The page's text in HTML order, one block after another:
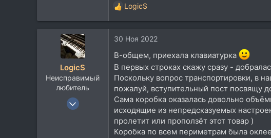
58
Москвы
Р
е
к
и
и
:
LogicS
LogicS
Неисправимый
любитель
17 Апр 2008
30 Ноя 2022
В-общем, приехала клавиатурка
В первых строках скажу сразу -
Поскольку вопрос транспортировки, в
пожалуй, вступительный пост посвящу
Сама коробка оказалась довольно
исходящие из непредсказуемых
пролетит или проползёт этот товар )
Коробка по всем периметрам была